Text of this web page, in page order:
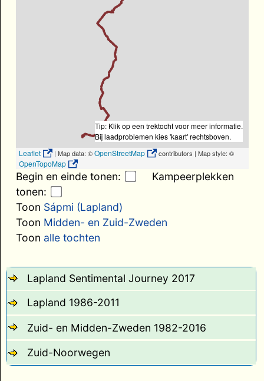
Tip: Klik op een trektocht voor meer informatie.
Bij laadproblemen kies 'kaart' rechtsboven.
Leaflet
| Map data: ©OpenStreetMap contributors | Map style: ©
OpenTopoMap
Begin en einde tonen:
Kampeerplekken
tonen:
Toon Sápmi (Lapland)
Toon Midden- en Zuid-Zweden
Toon alle tochten
Lapland Sentimental Journey 2017
Lapland 1986-2011
Zuid- en Midden-Zweden 1982-2016
Zuid-Noorwegen